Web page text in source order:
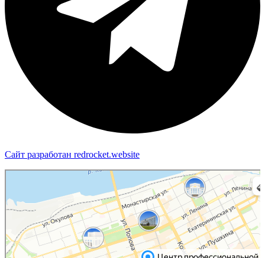
Сайт разработан redrocket.website
Яндекс Карты — транспорт, навигация, поиск мест